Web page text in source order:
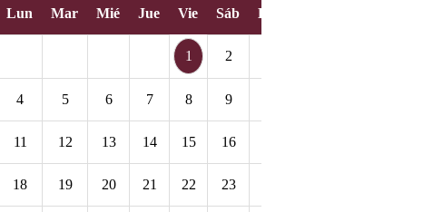
Lun Mar Mié Jue Vie Sáb Dom
1 2
4 5 6 7 8 9
11 12 13 14 15 16
18 19 20 21 22 23